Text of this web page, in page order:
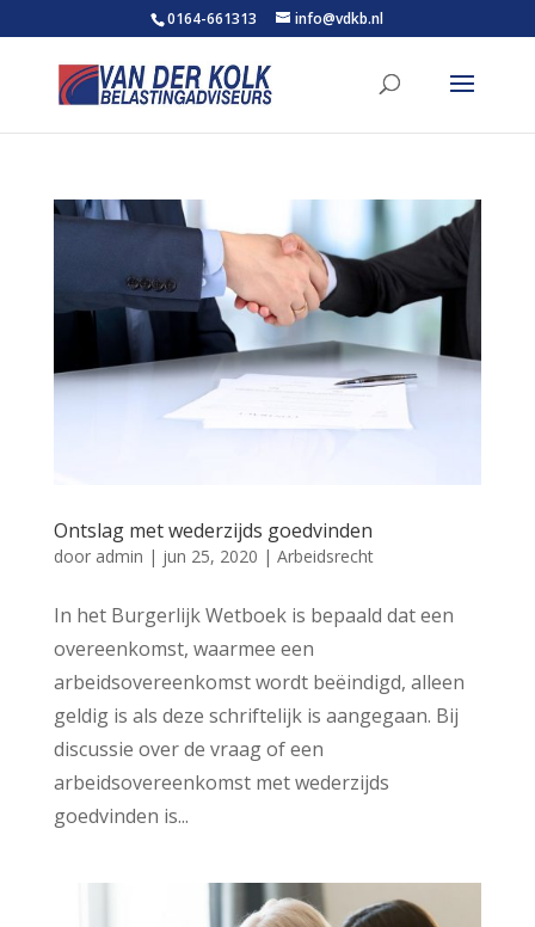
0164-661313 info@vdkb.nl
Ontslag met wederzijds goedvinden
door admin | jun 25, 2020 | Arbeidsrecht
In het Burgerlijk Wetboek is bepaald dat een
overeenkomst, waarmee een
arbeidsovereenkomst wordt beëindigd, alleen
geldig is als deze schriftelijk is aangegaan. Bij
discussie over de vraag of een
arbeidsovereenkomst met wederzijds
goedvinden is...